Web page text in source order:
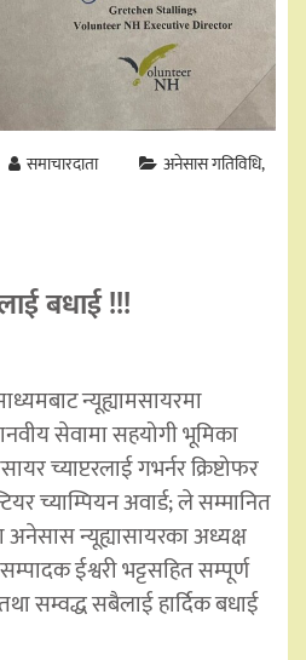
समाचारदाता
अनेसास गतिविधि
बधाई !!!
न्यूह्यामसायरमा
सेवामा सहयोगी भूमिका
च्याप्टरलाई गभर्नर क्रिष्टोफर
च्याम्पियन अवार्ड; ले सम्मानित
न्यूह्यासायरका अध्यक्ष
ईश्वरी भट्टसहित सम्पूर्ण
सम्वद्ध सबैलाई हार्दिक बधाई